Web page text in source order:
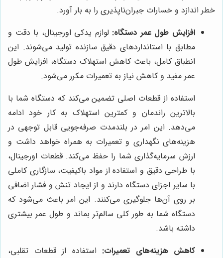
خطر اندازد و خسارات جبران‌ناپذیری را به بار آورد.
افزایش طول عمر دستگاه: لوازم یدکی اورجینال، با دقت و
مطابق با استانداردهای دقیق سازنده تولید می‌شوند. این
انطباق کامل، باعث کاهش استهلاک دستگاه، افزایش طول
عمر مفید و کاهش نیاز به تعمیرات مکرر می‌شود.
استفاده از قطعات اصلی تضمین می‌کند که دستگاه شما با
بالاترین راندمان و کمترین استهلاک به کار خود ادامه
می‌دهد. این امر در بلندمدت صرفه‌جویی قابل توجهی در
هزینه‌های نگهداری و تعمیرات به همراه خواهد داشت و
ارزش سرمایه‌گذاری شما را حفظ می‌کند. قطعات اورجینال،
با طراحی دقیق و استفاده از مواد باکیفیت، سازگاری کاملی
با سایر اجزای دستگاه دارند و از ایجاد تنش و فشار اضافی
بر روی آن‌ها جلوگیری می‌کنند. این امر باعث می‌شود که
دستگاه شما به طور کلی سالم‌تر بماند و طول عمر بیشتری
داشته باشد.
کاهش هزینه‌های تعمیرات: استفاده از قطعات تقلبی،